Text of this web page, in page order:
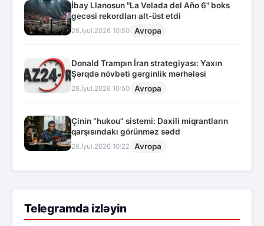
İbay Llanosun "La Velada del Año 6" boks
gecəsi rekordları alt-üst etdi
26.İyul.2026 10:50 Avropa
Donald Trampın İran strategiyası: Yaxın
Şərqdə növbəti gərginlik mərhələsi
26.İyul.2026 10:50 Avropa
Çinin “hukou” sistemi: Daxili miqrantların
qarşısındakı görünməz sədd
26.İyul.2026 10:22 Avropa
Telegramda izləyin